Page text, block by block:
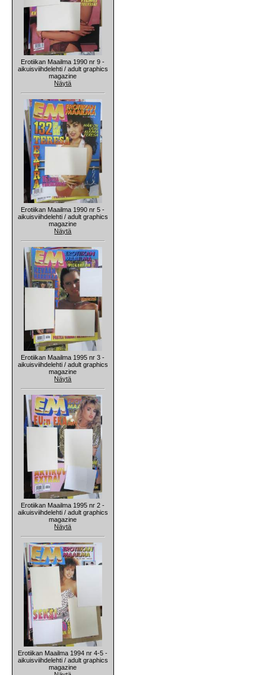
Erotiikan Maailma 1990 nr 9 -
aikuisviihdelehti / adult graphics
magazine
Näytä
Erotiikan Maailma 1990 nr 5 -
aikuisviihdelehti / adult graphics
magazine
Näytä
Erotiikan Maailma 1995 nr 3 -
aikuisviihdelehti / adult graphics
magazine
Näytä
Erotiikan Maailma 1995 nr 2 -
aikuisviihdelehti / adult graphics
magazine
Näytä
Erotiikan Maailma 1994 nr 4-5 -
aikuisviihdelehti / adult graphics
magazine